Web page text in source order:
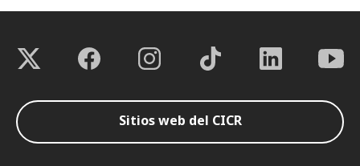
Sitios web del CICR